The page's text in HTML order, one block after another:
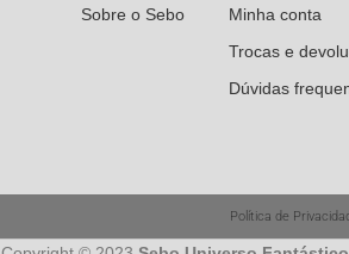
Sobre o Sebo
Minha conta
Trocas e
Dúvidas
Política de